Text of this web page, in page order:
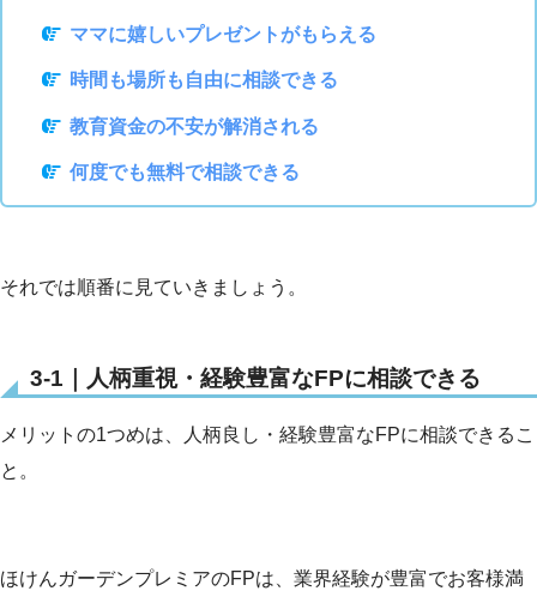
ママに嬉しいプレゼントがもらえる
時間も場所も自由に相談できる
教育資金の不安が解消される
何度でも無料で相談できる
それでは順番に見ていきましょう。
3-1｜人柄重視・経験豊富なFPに相談できる
メリットの1つめは、人柄良し・経験豊富なFPに相談できるこ
と。
ほけんガーデンプレミアのFPは、業界経験が豊富でお客様満